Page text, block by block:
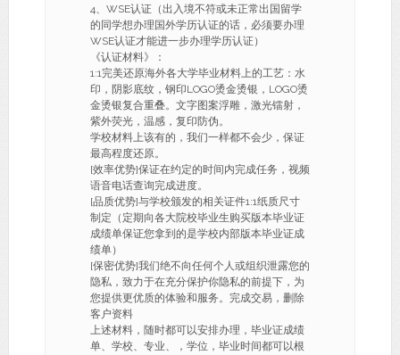
4、WSE认证（出入境不符或未正常出国留学
的同学想办理国外学历认证的话，必须要办理
WSE认证才能进一步办理学历认证）
《认证材料》：
1:1完美还原海外各大学毕业材料上的工艺：水
印，阴影底纹，钢印LOGO烫金烫银，LOGO烫
金烫银复合重叠。文字图案浮雕，激光镭射，
紫外荧光，温感，复印防伪。
学校材料上该有的，我们一样都不会少，保证
最高程度还原。
[效率优势]保证在约定的时间内完成任务，视频
语音电话查询完成进度。
[品质优势]与学校颁发的相关证件1:1纸质尺寸
制定（定期向各大院校毕业生购买版本毕业证
成绩单保证您拿到的是学校内部版本毕业证成
绩单）
[保密优势]我们绝不向任何个人或组织泄露您的
隐私，致力于在充分保护你隐私的前提下，为
您提供更优质的体验和服务。完成交易，删除
客户资料
上述材料，随时都可以安排办理，毕业证成绩
单、学校、专业、，学位，毕业时间都可以根